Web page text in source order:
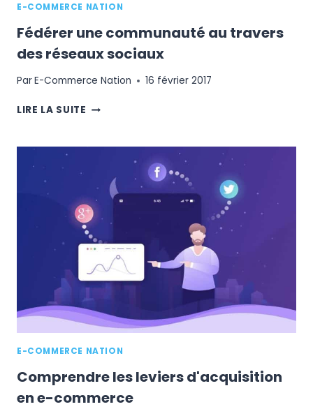
E-COMMERCE NATION
Fédérer une communauté au travers
des réseaux sociaux
ParE-Commerce Nation 16 février 2017
LIRE LA SUITE FÉDÉRER
AU
RÉSEAUX
SOCIAUX
E-COMMERCE NATION
Comprendre les leviers d'acquisition
en e-commerce